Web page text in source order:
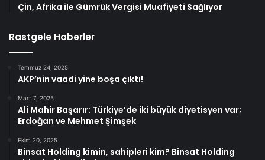
Çin, Afrika ile Gümrük Vergisi Muafiyeti Sağlıyor
Rastgele Haberler
Temmuz 24, 2025
AKP’nin vaadi yine boşa çıktı!
Mart 7, 2025
Ali Mahir Başarır: Türkiye’de iki büyük diyetisyen var;
Erdoğan ve Mehmet Şimşek
Ekim 20, 2025
Binsat Holding kimin, sahipleri kim? Binsat Holding